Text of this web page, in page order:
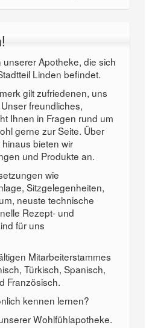
Apotheke, die sich
Linden befindet.
gilt zufriedenen, uns
freundliches,
Ihnen in Fragen rund um
gerne zur Seite. Über
bieten wir
und Produkte an.
wie
Sitzgelegenheiten,
neuste technische
Rezept- und
für uns
Mitarbeiterstammes
Türkisch, Spanisch,
Französisch.
kennen lernen?
Wohlfühlapotheke.